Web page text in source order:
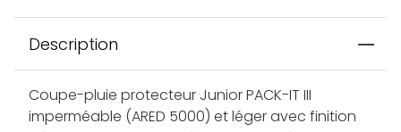
Description
Coupe-pluie protecteur Junior PACK-IT III
imperméable (ARED 5000) et léger avec finition